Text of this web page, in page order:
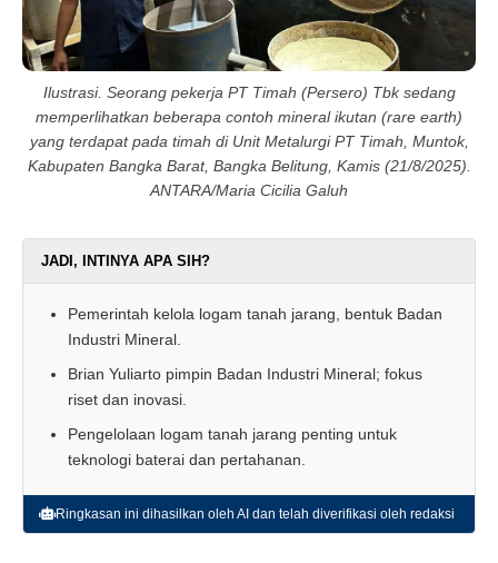
Ilustrasi. Seorang pekerja PT Timah (Persero) Tbk sedang
memperlihatkan beberapa contoh mineral ikutan (rare earth)
yang terdapat pada timah di Unit Metalurgi PT Timah, Muntok,
Kabupaten Bangka Barat, Bangka Belitung, Kamis (21/8/2025).
ANTARA/Maria Cicilia Galuh
JADI, INTINYA APA SIH?
Pemerintah kelola logam tanah jarang, bentuk Badan
Industri Mineral.
Brian Yuliarto pimpin Badan Industri Mineral; fokus
riset dan inovasi.
Pengelolaan logam tanah jarang penting untuk
teknologi baterai dan pertahanan.
Ringkasan ini dihasilkan oleh AI dan telah diverifikasi oleh redaksi